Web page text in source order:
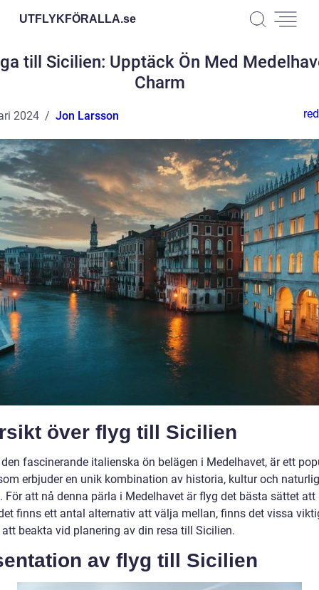
UTFLYKFÖRALLA.se
till Sicilien: Upptäck Ön Med
Charm
2024 Jon Larsson
över flyg till Sicilien
fascinerande italienska ön belägen i Medelhavet, är ett
erbjuder en unik kombination av historia, kultur och naturlig
För att nå denna pärla i Medelhavet är flyg det bästa sättet att
finns ett antal alternativ att välja mellan, finns det vissa
beakta vid planering av din resa till Sicilien.
av flyg till Sicilien